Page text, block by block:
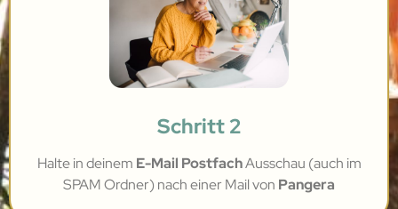
Schritt 2
Halte in deinem E-Mail PostfachAusschau (auch im
SPAM Ordner) nach einer Mail von Pangera